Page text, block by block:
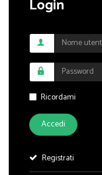
Login
Ricordami
Accedi
Registrati